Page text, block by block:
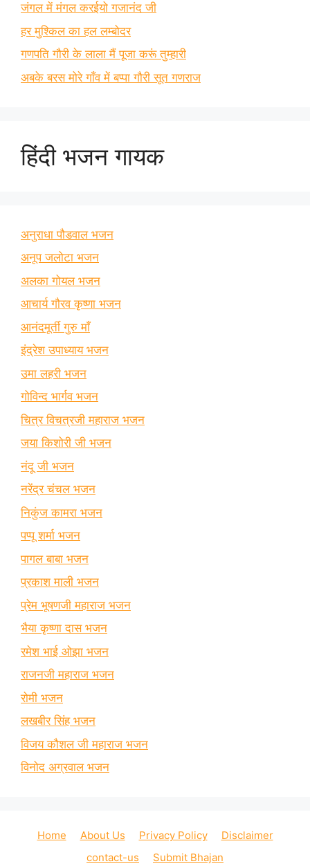
जंगल में मंगल करईयो गजानंद जी
हर मुश्किल का हल लम्बोदर
गणपति गौरी के लाला मैं पूजा करूं तुम्हारी
अबके बरस मोरे गाँव में बप्पा गौरी सूत गणराज
हिंदी भजन गायक
अनुराधा पौडवाल भजन
अनूप जलोटा भजन
अलका गोयल भजन
आचार्य गौरव कृष्णा भजन
आनंदमूर्ती गुरु माँ
इंद्रेश उपाध्याय भजन
उमा लहरी भजन
गोविन्द भार्गव भजन
चित्र विचत्रजी महाराज भजन
जया किशोरी जी भजन
नंदू जी भजन
नरेंद्र चंचल भजन
निकुंज कामरा भजन
पप्पू शर्मा भजन
पागल बाबा भजन
प्रकाश माली भजन
प्रेम भूषणजी महाराज भजन
भैया कृष्णा दास भजन
रमेश भाई ओझा भजन
राजनजी महाराज भजन
रोमी भजन
लखबीर सिंह भजन
विजय कौशल जी महाराज भजन
विनोद अग्रवाल भजन
Home About Us Privacy Policy
Disclaimer
contact-us
Submit Bhajan